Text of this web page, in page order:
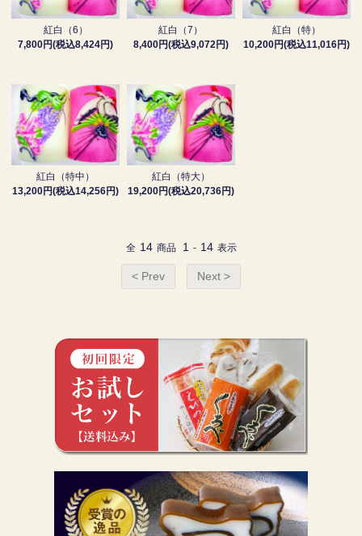
紅白（6）
7,800円(税込8,424円)
紅白（7）
8,400円(税込9,072円)
紅白（特）
10,200円(税込11,016円)
紅白（特中）
13,200円(税込14,256円)
紅白（特大）
19,200円(税込20,736円)
全 14 商品 1 - 14 表示
< Prev Next >